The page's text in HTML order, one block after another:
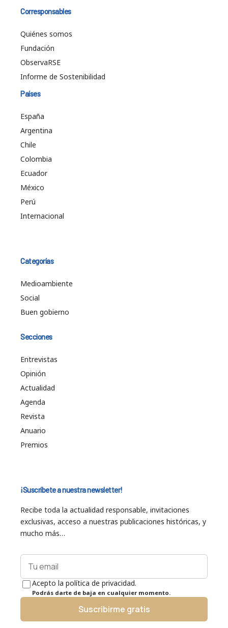
Corresponsables
Quiénes somos
Fundación
ObservaRSE
Informe de Sostenibilidad
Países
España
Argentina
Chile
Colombia
Ecuador
México
Perú
Internacional
Categorías
Medioambiente
Social
Buen gobierno
Secciones
Entrevistas
Opinión
Actualidad
Agenda
Revista
Anuario
Premios
¡Suscríbete a nuestra newsletter!
Recibe toda la actualidad responsable, invitaciones
exclusivas, acceso a nuestras publicaciones históricas, y
mucho más…
Acepto la política de privacidad.
Podrás darte de baja en cualquier momento.
Suscribirme gratis